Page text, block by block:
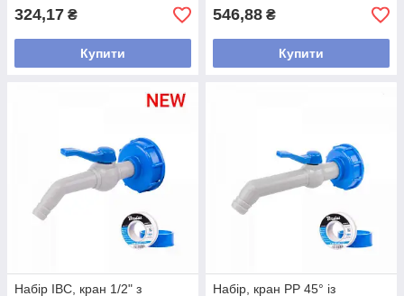
324,17 ₴
Купити
546,88 ₴
Купити
Набір IBC, кран 1/2" з Набір, кран PP 45° із